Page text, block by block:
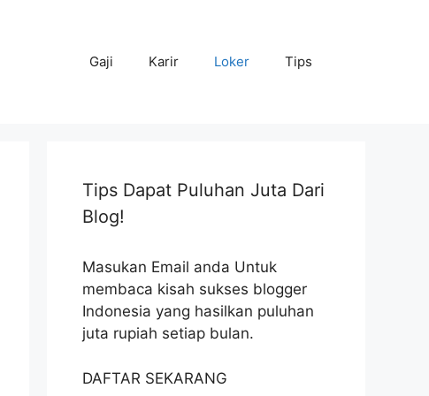
Gaji Karir Loker Tips
Tips Dapat Puluhan Juta Dari
Blog!
Masukan Email anda Untuk
membaca kisah sukses blogger
Indonesia yang hasilkan puluhan
juta rupiah setiap bulan.
DAFTAR SEKARANG